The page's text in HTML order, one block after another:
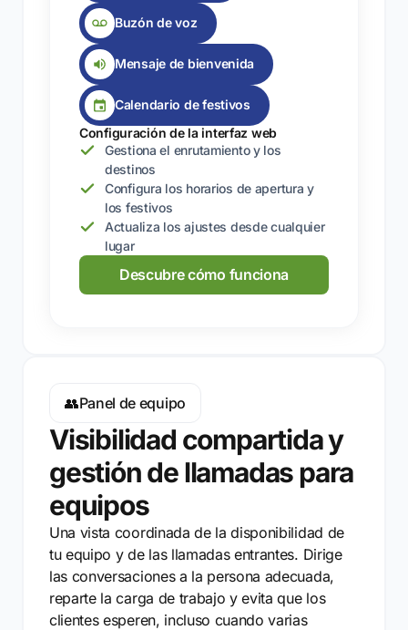
Buzón de voz
Mensaje de bienvenida
Calendario de festivos
Configuración de la interfaz web
Gestiona el enrutamiento y los
destinos
Configura los horarios de apertura y
los festivos
Actualiza los ajustes desde cualquier
lugar
Descubre cómo funciona
👥Panel de equipo
Visibilidad compartida y
gestión de llamadas para
equipos
Una vista coordinada de la disponibilidad de
tu equipo y de las llamadas entrantes. Dirige
las conversaciones a la persona adecuada,
reparte la carga de trabajo y evita que los
clientes esperen, incluso cuando varias